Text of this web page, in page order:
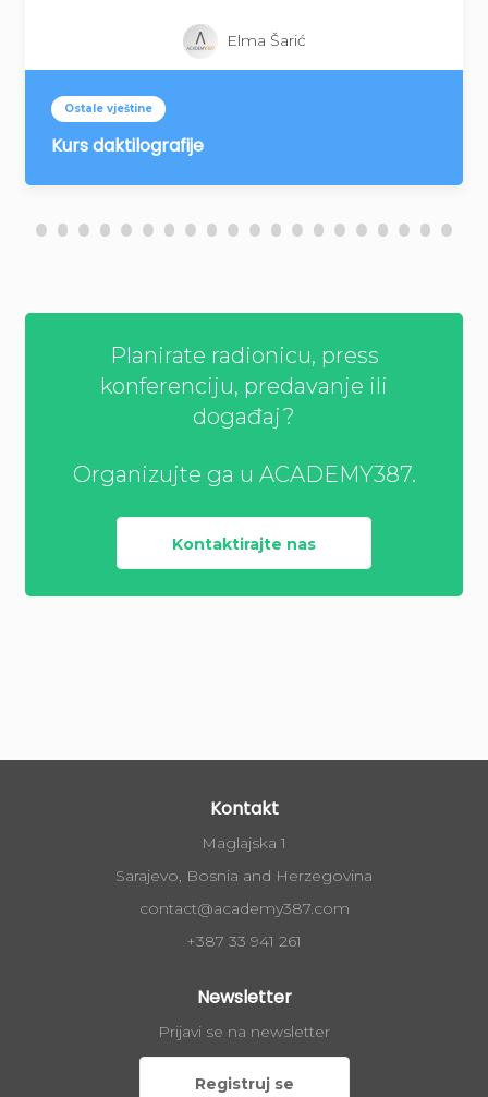
pripremom za BI
IT Programi
Napredni Excel sa analitikom i pripremom za
Planirate radionicu, press
konferenciju, predavanje ili
događaj?
Organizujte ga u ACADEMY387.
Kontaktirajte nas
Kontakt
Maglajska 1
Sarajevo, Bosnia and Herzegovina
contact@academy387.com
+387 33 941 261
Newsletter
Prijavi se na newsletter
Registruj se